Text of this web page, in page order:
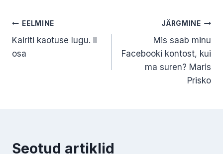
Navigeerimine
EELMINE
Kairiti kaotuse lugu. II
osa
JÄRGMINE
Mis saab minu
Facebooki kontost, kui
ma suren? Maris
Prisko
Seotud artiklid